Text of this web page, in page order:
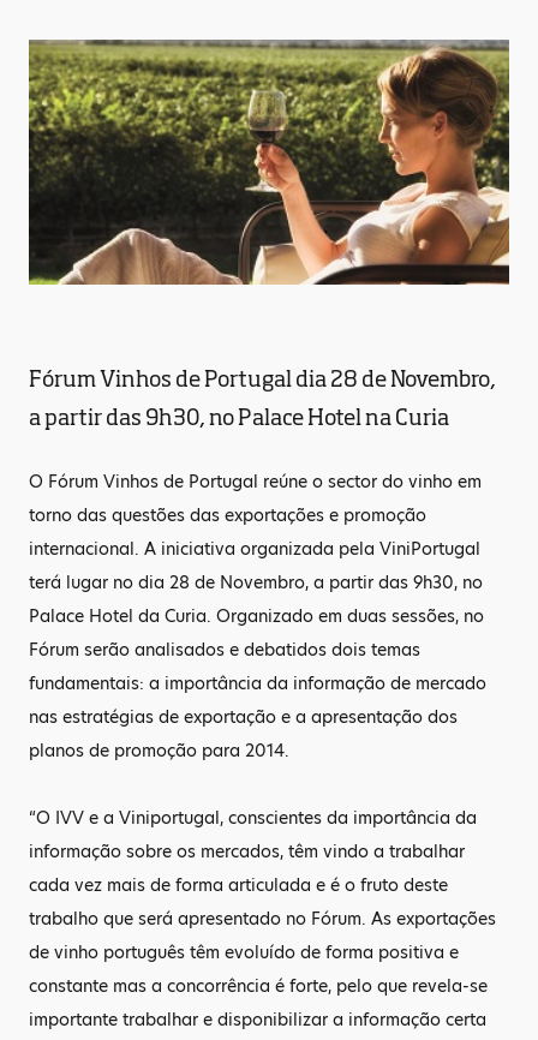
Fórum Vinhos de Portugal dia 28 de Novembro,
a partir das 9h30, no Palace Hotel na Curia
O Fórum Vinhos de Portugal reúne o sector do vinho em
torno das questões das exportações e promoção
internacional. A iniciativa organizada pela ViniPortugal
terá lugar no dia 28 de Novembro, a partir das 9h30, no
Palace Hotel da Curia. Organizado em duas sessões, no
Fórum serão analisados e debatidos dois temas
fundamentais: a importância da informação de mercado
nas estratégias de exportação e a apresentação dos
planos de promoção para 2014.
“O IVV e a Viniportugal, conscientes da importância da
informação sobre os mercados, têm vindo a trabalhar
cada vez mais de forma articulada e é o fruto deste
trabalho que será apresentado no Fórum. As exportações
de vinho português têm evoluído de forma positiva e
constante mas a concorrência é forte, pelo que revela-se
importante trabalhar e disponibilizar a informação certa